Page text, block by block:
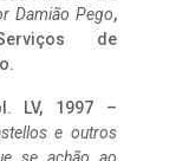
Damião Pego,
de
LV, 1997 –
e outros